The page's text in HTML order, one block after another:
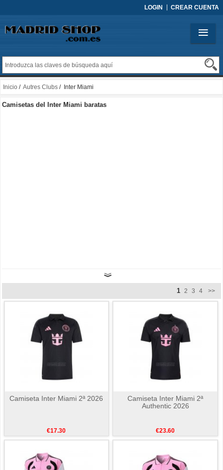
LOGIN CREAR CUENTA
Inicio / Autres Clubs / Inter Miami
Camisetas del Inter Miami baratas
1 2 3 4 >>
Camiseta Inter Miami 2ª 2026
€17.30
Camiseta Inter Miami 2ª
Authentic 2026
€23.60